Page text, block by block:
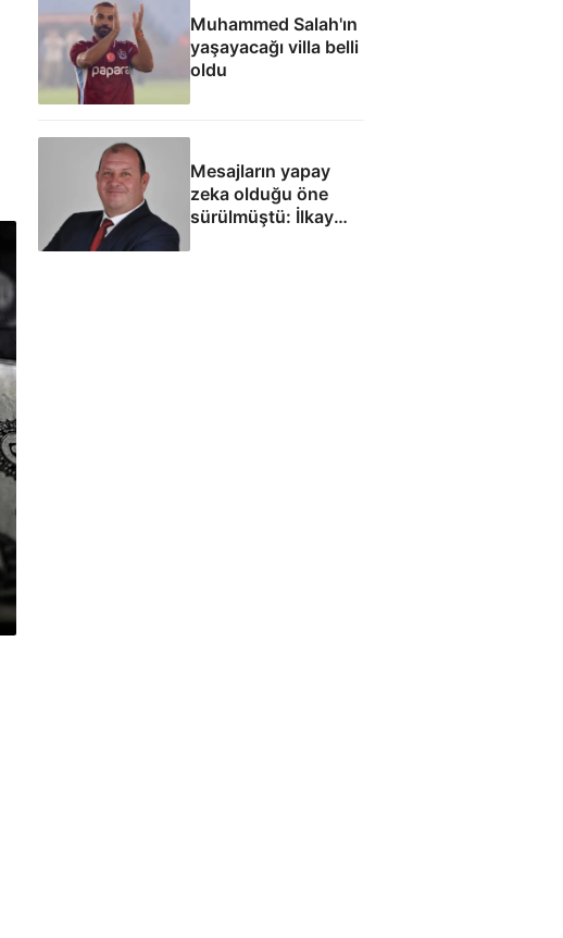
Muhammed Salah'ın
yaşayacağı villa belli
oldu
Mesajların yapay
zeka olduğu öne
sürülmüştü: İlkay